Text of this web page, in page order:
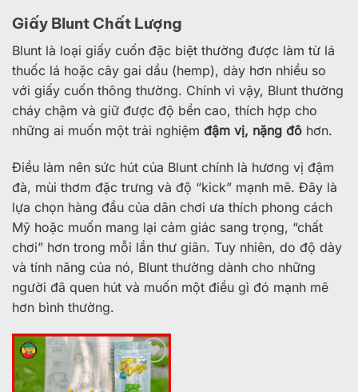
Giấy Blunt Chất Lượng
Blunt là loại giấy cuốn đặc biệt thường được làm từ lá
thuốc lá hoặc cây gai dầu (hemp), dày hơn nhiều so
với giấy cuốn thông thường. Chính vì vậy, Blunt thường
cháy chậm và giữ được độ bền cao, thích hợp cho
những ai muốn một trải nghiệm đậm vị, nặng đô hơn.
Điều làm nên sức hút của Blunt chính là hương vị đậm
đà, mùi thơm đặc trưng và độ “kick” mạnh mẽ. Đây là
lựa chọn hàng đầu của dân chơi ưa thích phong cách
Mỹ hoặc muốn mang lại cảm giác sang trọng, “chất
chơi” hơn trong mỗi lần thư giãn. Tuy nhiên, do độ dày
và tính năng của nó, Blunt thường dành cho những
người đã quen hút và muốn một điều gì đó mạnh mẽ
hơn bình thường.
Add to
wishlist